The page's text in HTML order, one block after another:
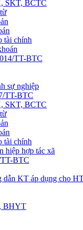
SKT, BCTC
tài chính
TT-BTC
sự nghiệp
TT-BTC
SKT, BCTC
tài chính
hiệp hợp tác xã
BTC
dẫn KT áp dụng cho
BHYT